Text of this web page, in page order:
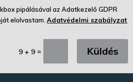
pipálásával az Adatkezelő GDPR
elolvastam.Adatvédelmi szabályzat
9 + 9 = Küldés